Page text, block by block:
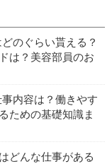
のぐらい貰える？
は？美容部員のお
内容は？働きやす
ための基礎知識ま
どんな仕事がある